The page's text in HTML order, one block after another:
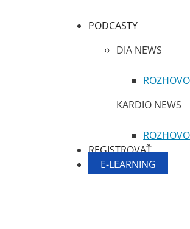
PODCASTY
DIA NEWS
KARDIO NEWS
REGISTROVAŤ
E-LEARNING